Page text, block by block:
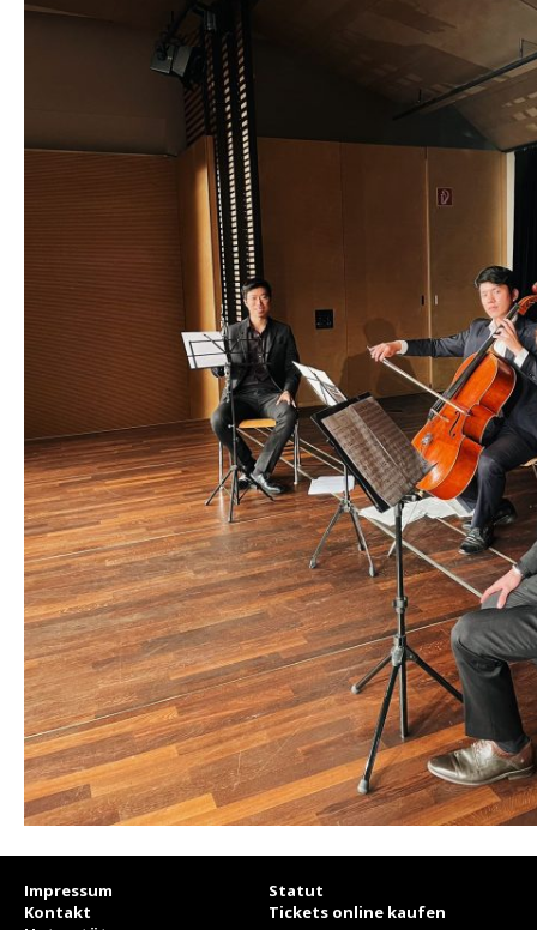
Impressum
Statut
Kontakt
Tickets online kaufen